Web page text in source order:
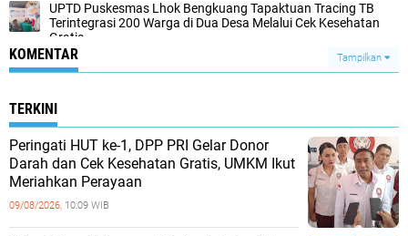
UPTD Puskesmas Lhok Bengkuang Tapaktuan ‎Tracing TB
Terintegrasi 200 Warga di Dua Desa Melalui Cek Kesehatan
Gratis
KOMENTAR Tampilkan
TERKINI
Peringati HUT ke-1, DPP PRI Gelar Donor
Darah dan Cek Kesehatan Gratis, UMKM Ikut
Meriahkan Perayaan
09/08/2026, 10:09 WIB